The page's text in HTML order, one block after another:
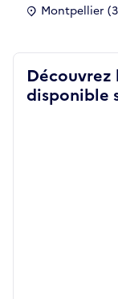
Montpellier
disponible